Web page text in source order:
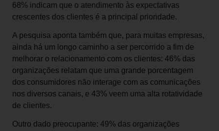
68% indicam que o atendimento às expectativas
crescentes dos clientes é a principal prioridade.
A pesquisa aponta também que, para muitas empresas,
ainda há um longo caminho a ser percorrido a fim de
melhorar o relacionamento com os clientes: 46% das
organizações relatam que uma grande porcentagem
dos consumidores não interage com as comunicações
nos diversos canais, e 43% veem uma alta rotatividade
de clientes.
Outro dado preocupante: 49% das organizações